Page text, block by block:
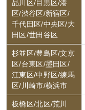
品川区/目黒区/港
区/渋谷区/新宿区/
千代田区/中央区/大
田区/世田谷区
杉並区/豊島区/文京
区/台東区/墨田区/
江東区/中野区/練馬
区/川崎市/横浜市
板橋区/北区/荒川